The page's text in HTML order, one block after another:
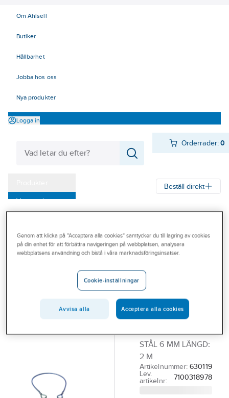
Om Ahlsell
Butiker
Hållbarhet
Jobba hos oss
Nya produkter
Logga in
Orderrader:0
Varumärken
Outlet
Branscher
Beställ direkt
3M PROTECTA
Protecta
STÅLSLING
CAPITALSAFETY
AM402G GALV
STÅL 6 MM LÄNGD:
2 M
Artikelnummer: 630119
Lev.
artikelnr:
7100318978
Genom att klicka på "Acceptera alla cookies" samtycker du till lagring av cookies
på din enhet för att förbättra navigeringen på webbplatsen, analysera
webbplatsens användning och bistå i våra marknadsföringsinsatser.
Cookie-inställningar
Avvisa alla Acceptera alla cookies